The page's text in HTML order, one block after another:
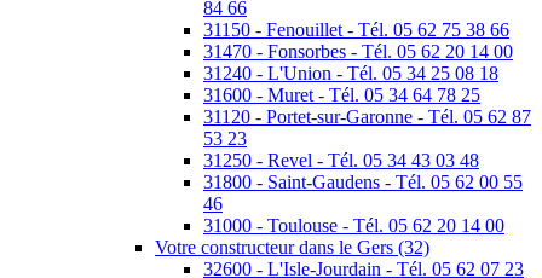
84 66
31150 - Fenouillet - Tél. 05 62 75 38 66
31470 - Fonsorbes - Tél. 05 62 20 14 00
31240 - L'Union - Tél. 05 34 25 08 18
31600 - Muret - Tél. 05 34 64 78 25
31120 - Portet-sur-Garonne - Tél. 05 62 87
53 23
31250 - Revel - Tél. 05 34 43 03 48
31800 - Saint-Gaudens - Tél. 05 62 00 55
46
31000 - Toulouse - Tél. 05 62 20 14 00
Votre constructeur dans le Gers (32)
32600 - L'Isle-Jourdain - Tél. 05 62 07 23